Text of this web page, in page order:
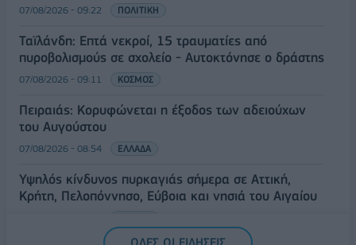
07/08/2026 - 09:22 ΠΟΛΙΤΙΚΗ
Ταϊλάνδη: Επτά νεκροί, 15 τραυματίες από
πυροβολισμούς σε σχολείο - Αυτοκτόνησε ο δράστης
07/08/2026 - 09:11 ΚΟΣΜΟΣ
Πειραιάς: Κορυφώνεται η έξοδος των αδειούχων
του Αυγούστου
07/08/2026 - 08:54 ΕΛΛΑΔΑ
Υψηλός κίνδυνος πυρκαγιάς σήμερα σε Αττική,
Κρήτη, Πελοπόννησο, Εύβοια και νησιά του Αιγαίου